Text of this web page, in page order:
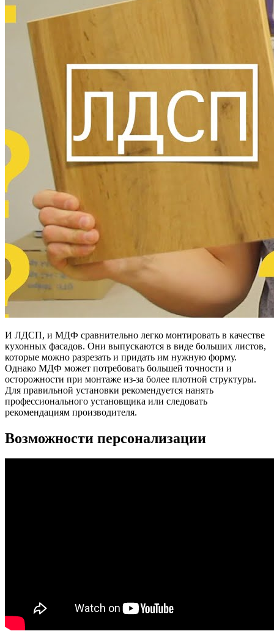
И ЛДСП, и МДФ сравнительно легко монтировать в качестве
кухонных фасадов. Они выпускаются в виде больших листов,
которые можно разрезать и придать им нужную форму.
Однако МДФ может потребовать большей точности и
осторожности при монтаже из-за более плотной структуры.
Для правильной установки рекомендуется нанять
профессионального установщика или следовать
рекомендациям производителя.
Возможности персонализации